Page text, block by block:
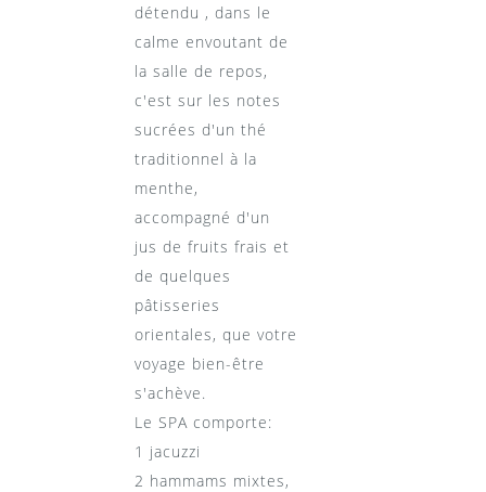
détendu , dans le
calme envoutant de
la salle de repos,
c'est sur les notes
sucrées d'un thé
traditionnel à la
menthe,
accompagné d'un
jus de fruits frais et
de quelques
pâtisseries
orientales, que votre
voyage bien-être
s'achève.
Le SPA comporte:
1 jacuzzi
2 hammams mixtes,